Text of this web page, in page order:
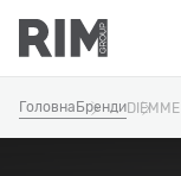
Головна БрендиDIEMME